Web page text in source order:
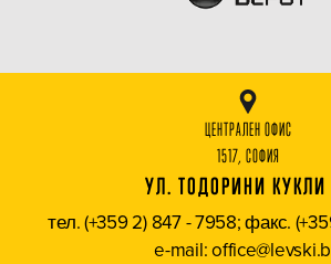
ЦЕНТРАЛЕН ОФИС
1517, СОФИЯ
УЛ. ТОДОРИНИ КУКЛИ
тел. (+359 2) 847 - 7958; факс.
e-mail: